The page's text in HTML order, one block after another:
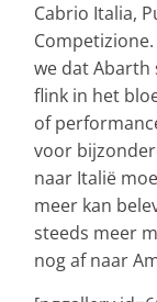
Cabrio Italia,
we dat
flink in het
of
voor
naar Italië
meer kan
steeds meer
nog af naar